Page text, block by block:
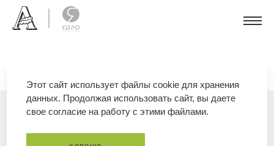
Этот сайт использует файлы cookie для хранения
данных. Продолжая использовать сайт, вы даете
свое согласие на работу с этими файлами.